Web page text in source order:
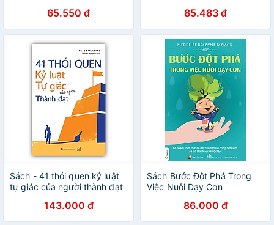
65.550 đ
nữ – Minh Long Book
85.483 đ
Sách - 41 thói quen kỷ luật
tự giác của người thành đạt
143.000 đ
Sách Bước Đột Phá Trong
Việc Nuôi Dạy Con
86.000 đ